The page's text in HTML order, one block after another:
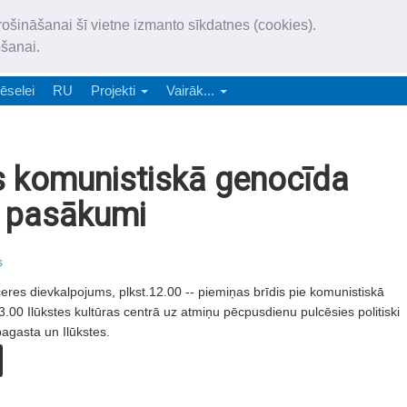
šī vietne izmanto sīkdatnes (cookies).
„Latgales Laiks” latviešu valodā aptver Daugavpils valstspilsētu,
RU Projekti Vairāk...
komunistiskā genocīda
dievkalpojums, plkst.12.00 -- piemiņas brīdis pie komunistiskā
Ilūkstes kultūras centrā uz atmiņu pēcpusdienu pulcēsies politiski
un Ilūkstes.